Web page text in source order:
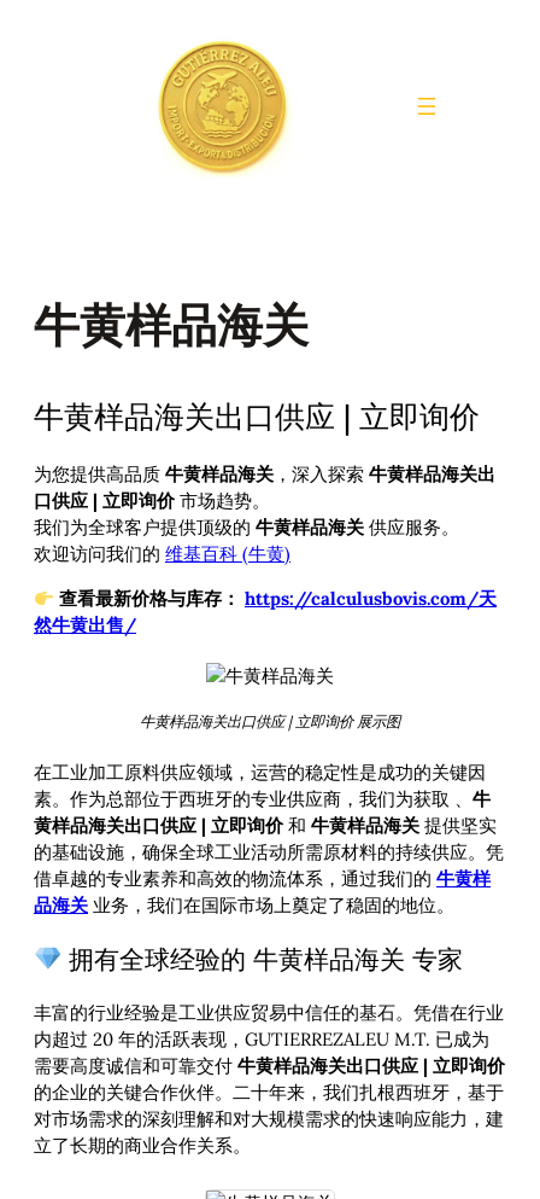
牛黄样品海关
牛黄样品海关出口供应 | 立即询价
为您提供高品质 牛黄样品海关 ，深入探索 牛黄样品海关出
口供应 | 立即询价 市场趋势。
我们为全球客户提供顶级的 牛黄样品海关 供应服务。
欢迎访问我们的 维基百科 (牛黄)
查看最新价格与库存： https://calculusbovis.com/天
然牛黄出售/
牛黄样品海关出口供应 | 立即询价 展示图
在工业加工原料供应领域，运营的稳定性是成功的关键因
素。作为总部位于西班牙的专业供应商，我们为获取 、 牛
黄样品海关出口供应 | 立即询价 和 牛黄样品海关 提供坚实
的基础设施，确保全球工业活动所需原材料的持续供应。凭
借卓越的专业素养和高效的物流体系，通过我们的 牛黄样
品海关 业务，我们在国际市场上奠定了稳固的地位。
拥有全球经验的 牛黄样品海关 专家
丰富的行业经验是工业供应贸易中信任的基石。凭借在行业
内超过 20 年的活跃表现，GUTIERREZALEU M.T. 已成为
需要高度诚信和可靠交付 牛黄样品海关出口供应 | 立即询价
的企业的关键合作伙伴。二十年来，我们扎根西班牙，基于
对市场需求的深刻理解和对大规模需求的快速响应能力，建
立了长期的商业合作关系。